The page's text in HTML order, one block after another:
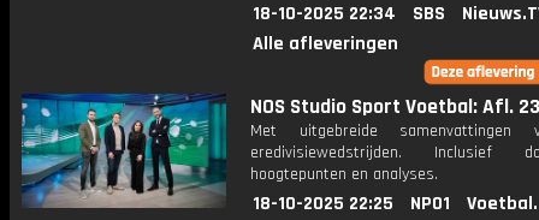
18-10-2025 22:34 SBS
Alle afleveringen
NOS Studio Sport Voetbal: Afl. 23
Met uitgebreide samenvattingen
eredivisiewedstrijden. Inclusief
hoogtepunten en analyses.
18-10-2025 22:25 NPO1